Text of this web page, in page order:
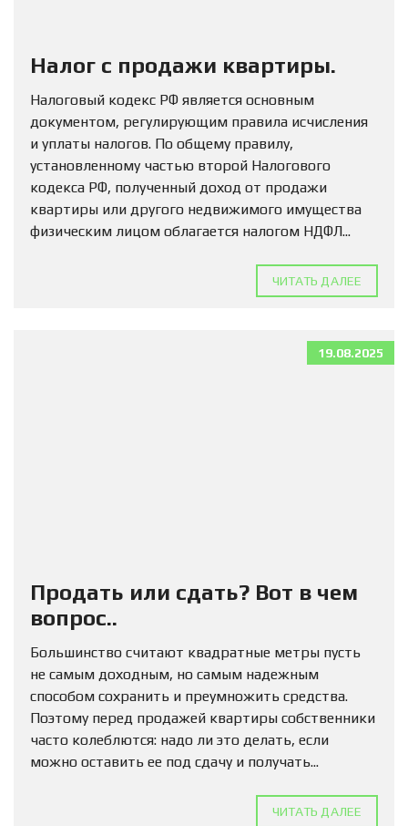
Налог с продажи квартиры.
Налоговый кодекс РФ является основным
документом, регулирующим правила исчисления
и уплаты налогов. По общему правилу,
установленному частью второй Налогового
кодекса РФ, полученный доход от продажи
квартиры или другого недвижимого имущества
физическим лицом облагается налогом НДФЛ...
ЧИТАТЬ ДАЛЕЕ
19.08.2025
Продать или сдать? Вот в чем
вопрос..
Большинство считают квадратные метры пусть
не самым доходным, но самым надежным
способом сохранить и преумножить средства.
Поэтому перед продажей квартиры собственники
часто колеблются: надо ли это делать, если
можно оставить ее под сдачу и получать...
ЧИТАТЬ ДАЛЕЕ